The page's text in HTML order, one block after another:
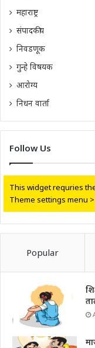
महाराष्ट्र
संपादकीय
निवडणूक
गुन्हे विषयक
आरोग्य
निधन वार्ता
Follow Us
This widget requries
Theme settings menu
Popular